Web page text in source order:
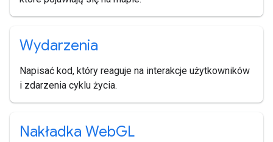
Wydarzenia
Napisać kod, który reaguje na interakcje użytkowników
i zdarzenia cyklu życia.
Nakładka WebGL